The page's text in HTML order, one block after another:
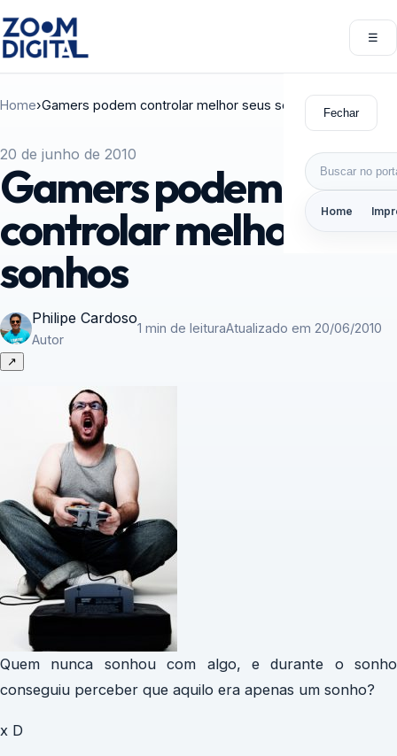
☰
Fechar
Buscar por:
Home
Home›Gamers podem controlar melhor seus sonhos
20 de junho de 2010
Gamers podem
controlar melhor seus
sonhos
Philipe Cardoso
Autor
1 min de leituraAtualizado em 20/06/2010
↗
Quem nunca sonhou com algo, e durante o sonho
conseguiu perceber que aquilo era apenas um sonho?
x D